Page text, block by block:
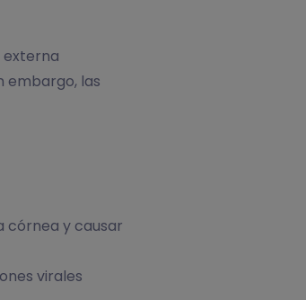
externa
embargo, las
córnea y causar
virales